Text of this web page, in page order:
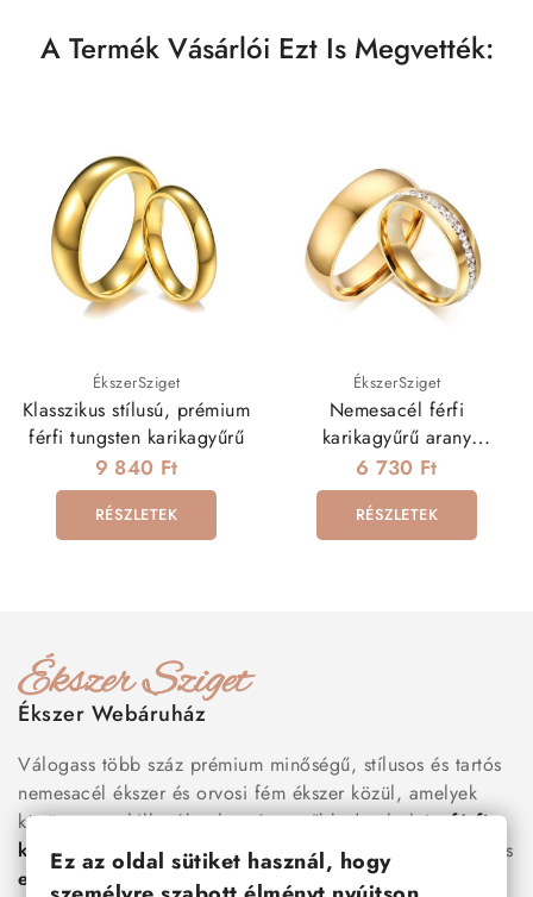
A Termék Vásárlói Ezt Is Megvették:
ÉkszerSziget
Klasszikus stílusú, prémium
férfi tungsten karikagyűrű
9 840 Ft
RÉSZLETEK
ÉkszerSziget
Nemesacél férfi
karikagyűrű arany
bevonattal
6 730 Ft
RÉSZLETEK
Ékszer Webáruház
Válogass több száz prémium minőségű, stílusos és tartós
nemesacél ékszer és orvosi fém ékszer közül, amelyek
között megtalálhatók a legnépszerűbb darabok is:férfi
karkötők
, női nyakláncok , karikagyűrűk
és
esküvői kiegészítőkegyaránt. Webáruházunkban a
Ez az oldal sütiket használ, hogy